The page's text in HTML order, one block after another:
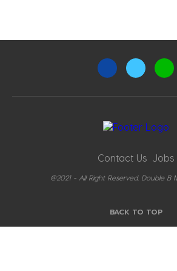
Contact Us Jobs
@2021 - All Right Reserved. Double B
BACK TO TOP